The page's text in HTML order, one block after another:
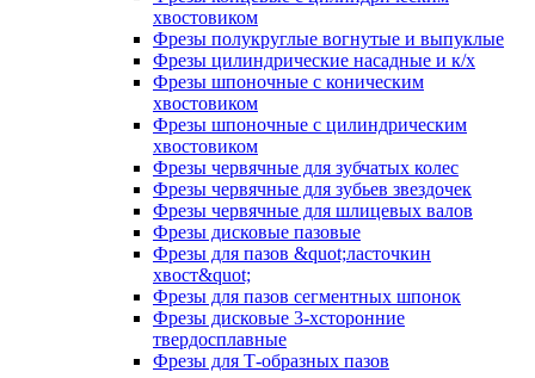
хвостовиком
Фрезы полукруглые вогнутые и выпуклые
Фрезы цилиндрические насадные и к/х
Фрезы шпоночные с коническим
хвостовиком
Фрезы шпоночные с цилиндрическим
хвостовиком
Фрезы червячные для зубчатых колес
Фрезы червячные для зубьев звездочек
Фрезы червячные для шлицевых валов
Фрезы дисковые пазовые
Фрезы для пазов &quot;ласточкин
хвост&quot;
Фрезы для пазов сегментных шпонок
Фрезы дисковые 3-хсторонние
твердосплавные
Фрезы для Т-образных пазов